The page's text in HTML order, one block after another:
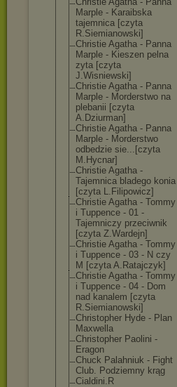
Marple - Karaibska
tajemnica [czyta
R.Siemianowski]
Christie Agatha - Panna
Marple - Kieszen pelna
zyta [czyta
J.Wisniewski]
Christie Agatha - Panna
Marple - Morderstwo na
plebanii [czyta
A.Dziurman]
Christie Agatha - Panna
Marple - Morderstwo
odbedzie sie...[czyta
M.Hycnar]
Christie Agatha -
Tajemnica bladego konia
[czyta L.Filipowicz]
Christie Agatha - Tommy
i Tuppence - 01 -
Tajemniczy przeciwnik
[czyta Z.Wardejn]
Christie Agatha - Tommy
i Tuppence - 03 - N czy
M [czyta A.Ratajczyk]
Christie Agatha - Tommy
i Tuppence - 04 - Dom
nad kanalem [czyta
R.Siemianowski]
Christopher Hyde - Plan
Maxwella
Christopher Paolini -
Eragon
Chuck Palahniuk - Fight
Club. Podziemny krąg
Cialdini.R